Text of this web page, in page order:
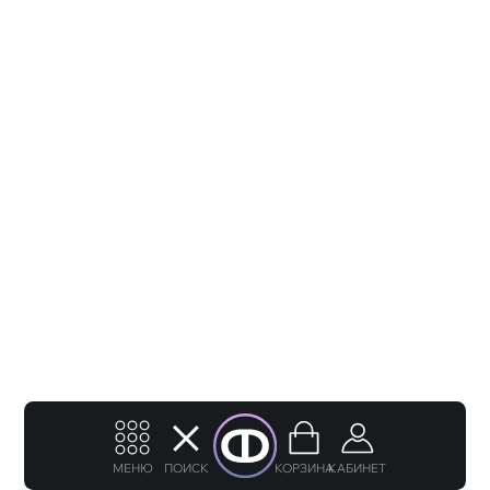
МЕНЮ ПОИСК КОРЗИНАКАБИНЕТ